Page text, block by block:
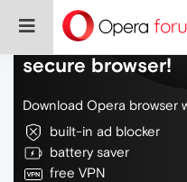
Do more on the
secure browser!
Download Opera browser
built-in ad blocker
battery saver
free VPN